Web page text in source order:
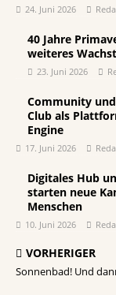
24. Juni 2026
40 Jahre
weiteres
23. Juni 2026
Community
Club als
Engine
17. Juni 2026
Digitales Hub
starten neue
Menschen
10. Juni 2026
VORHERIGER
Sonnenbad! Und